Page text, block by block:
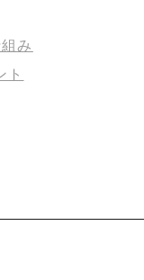
み
ト